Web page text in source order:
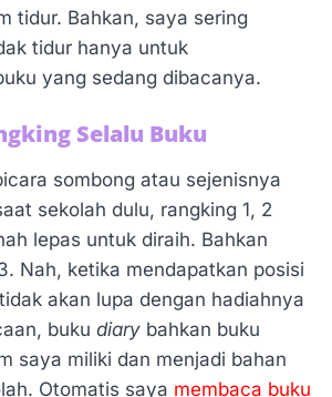
tidur. Bahkan, saya sering
tidur hanya untuk
yang sedang dibacanya.
Selalu Buku
sombong atau sejenisnya
sekolah dulu, rangking 1, 2
lepas untuk diraih. Bahkan
Nah, ketika mendapatkan posisi
akan lupa dengan hadiahnya
buku diary bahkan buku
saya miliki dan menjadi bahan
Otomatis saya membaca buku